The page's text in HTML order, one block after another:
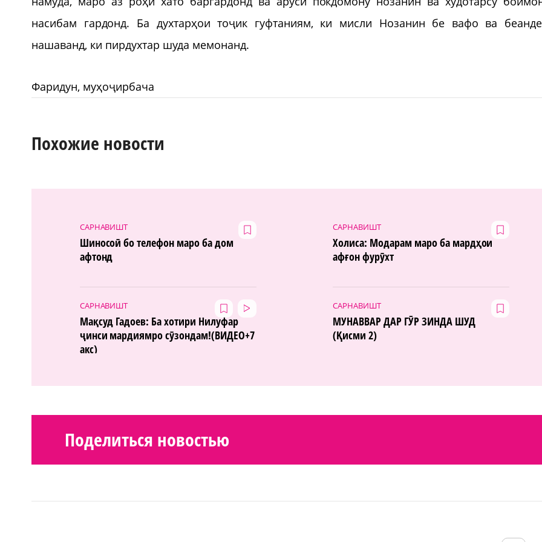
насибам гардонд. Ба духтарҳои тоҷик гуфтаниям, ки мисли Нозанин бе вафо ва
нашаванд, ки пирдухтар шуда мемонанд.
Фаридун, муҳоҷирбача
Похожие новости
САРНАВИШТ
Шиносоӣ бо телефон маро ба дом
афтонд
САРНАВИШТ
Холиса: Модарам маро ба мардҳои
афғон фурӯхт
САРНАВИШТ
Мақсуд Гадоев: Ба хотири Нилуфар
ҷинси мардиямро сӯзондам!(ВИДЕО+7
акс)
САРНАВИШТ
МУНАВВАР ДАР ГӮР ЗИНДА ШУД
(Қисми 2)
Поделиться новостью